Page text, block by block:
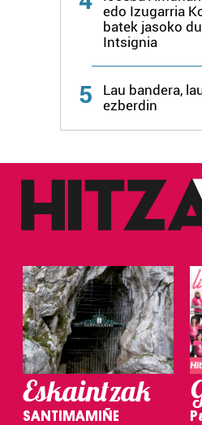
edo Izugarria
batek jasoko
Intsignia
5
Lau bandera,
ezberdin
Eskaintzak
SANTIMAMIÑE